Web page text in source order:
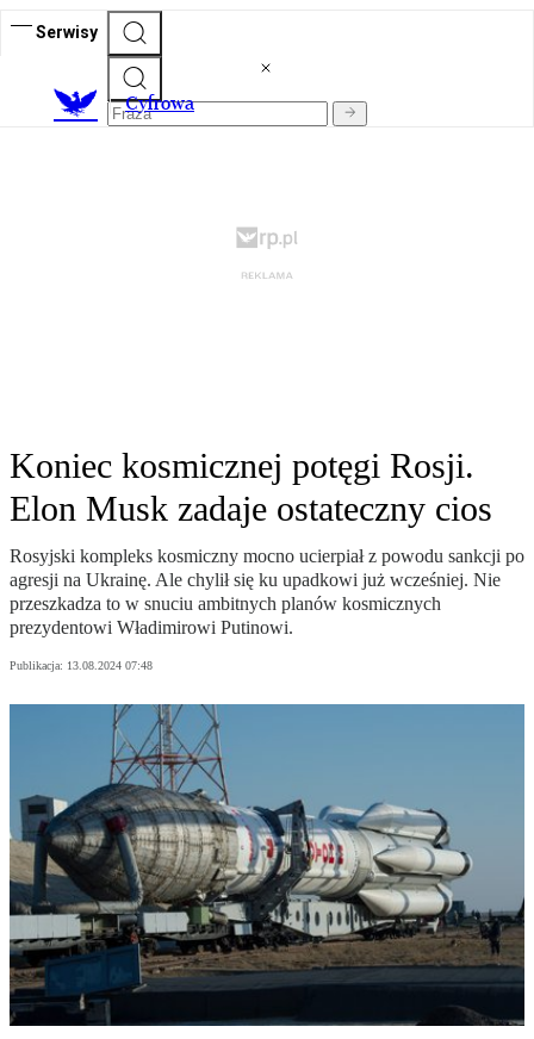
Serwisy
Cyfrowa
Koniec kosmicznej potęgi Rosji.
Elon Musk zadaje ostateczny cios
Rosyjski kompleks kosmiczny mocno ucierpiał z powodu sankcji po
agresji na Ukrainę. Ale chylił się ku upadkowi już wcześniej. Nie
przeszkadza to w snuciu ambitnych planów kosmicznych
prezydentowi Władimirowi Putinowi.
Publikacja: 13.08.2024 07:48